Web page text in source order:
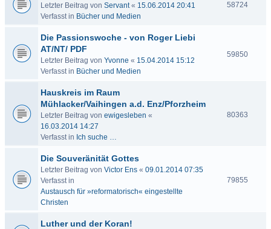
Letzter Beitrag von Servant« 15.06.2014 20:41
Verfasst in Bücher und Medien
58724
Die Passionswoche - von Roger Liebi
AT/NT/ PDF
Letzter Beitrag von Yvonne « 15.04.2014 15:12
Verfasst in Bücher und Medien
59850
Hauskreis im Raum
Mühlacker/Vaihingen a.d. Enz/Pforzheim
Letzter Beitrag von ewigesleben «
16.03.2014 14:27
Verfasst in Ich suche …
80363
Die Souveränität Gottes
Letzter Beitrag von Victor Ens « 09.01.2014 07:35
Verfasst in
Austausch für »reformatorisch« eingestellte
Christen
79855
Luther und der Koran!